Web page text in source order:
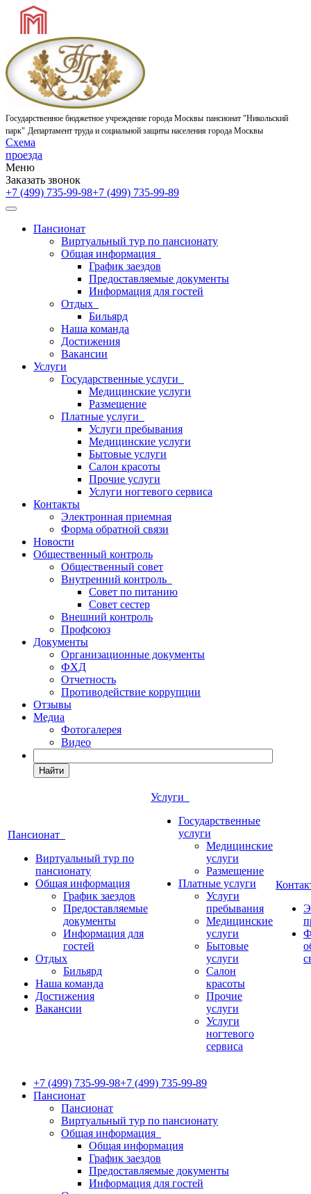
Государственное бюджетное учреждение города Москвы пансионат "Никольский
парк" Департамент труда и социальной защиты населения города Москвы
Схема
проезда
Меню
Заказать звонок
+7 (499) 735-99-98+7 (499) 735-99-89
Пансионат
Виртуальный тур по пансионату
Общая информация
График заездов
Предоставляемые документы
Информация для гостей
Отдых
Бильярд
Наша команда
Достижения
Вакансии
Услуги
Государственные услуги
Медицинские услуги
Размещение
Платные услуги
Услуги пребывания
Медицинские услуги
Бытовые услуги
Салон красоты
Прочие услуги
Услуги ногтевого сервиса
Контакты
Электронная приемная
Форма обратной связи
Новости
Общественный контроль
Общественный совет
Внутренний контроль
Совет по питанию
Совет сестер
Внешний контроль
Профсоюз
Документы
Организационные документы
ФХД
Отчетность
Противодействие коррупции
Отзывы
Медиа
Фотогалерея
Видео
Найти
Пансионат
Виртуальный тур по
пансионату
Общая информация
График заездов
Предоставляемые
документы
Информация для
гостей
Отдых
Бильярд
Наша команда
Достижения
Вакансии
Услуги
Государственные
услуги
Медицинские
услуги
Размещение
Платные услуги
Услуги
пребывания
Медицинские
услуги
Бытовые
услуги
Салон
красоты
Прочие
услуги
Услуги
ногтевого
сервиса
+7 (499) 735-99-98+7 (499) 735-99-89
Пансионат
Пансионат
Виртуальный тур по пансионату
Общая информация
Общая информация
График заездов
Предоставляемые документы
Информация для гостей